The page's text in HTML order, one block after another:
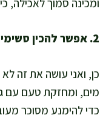
2. אפשר להכין סשימי בלי סויה, או עם פחות מלח?
כן, ואני עושה את זה
מים, ומחזקת טעם עם
כדי להימנע מסוכר